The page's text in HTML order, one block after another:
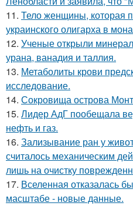
11. Тело женщины, которая
украинского олигарха в
12. Ученые открыли
урана, ванадия и таллия.
13. Метаболиты крови
исследование.
14. Сокровища острова
15. Лидер АдГ пообещала
нефть и газ.
16. Зализывание ран у
считалось механическим
лишь на очистку
17. Вселенная отказалась
масштабе - новые данные.